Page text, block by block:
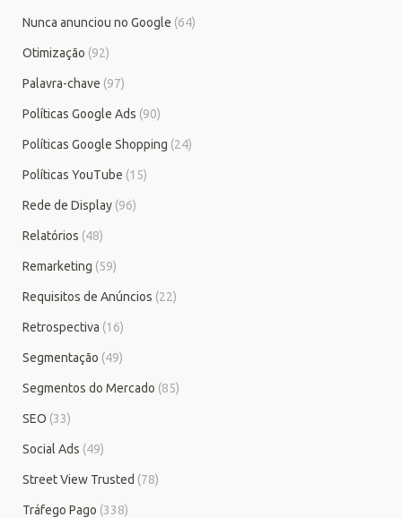
Nunca anunciou no Google (64)
Otimização (92)
Palavra-chave (97)
Políticas Google Ads (90)
Políticas Google Shopping (24)
Políticas YouTube (15)
Rede de Display (96)
Relatórios (48)
Remarketing (59)
Requisitos de Anúncios (22)
Retrospectiva (16)
Segmentação (49)
Segmentos do Mercado (85)
SEO (33)
Social Ads (49)
Street View Trusted (78)
Tráfego Pago (338)